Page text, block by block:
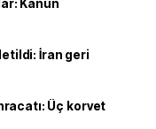
Kanun
İran geri
Üç korvet